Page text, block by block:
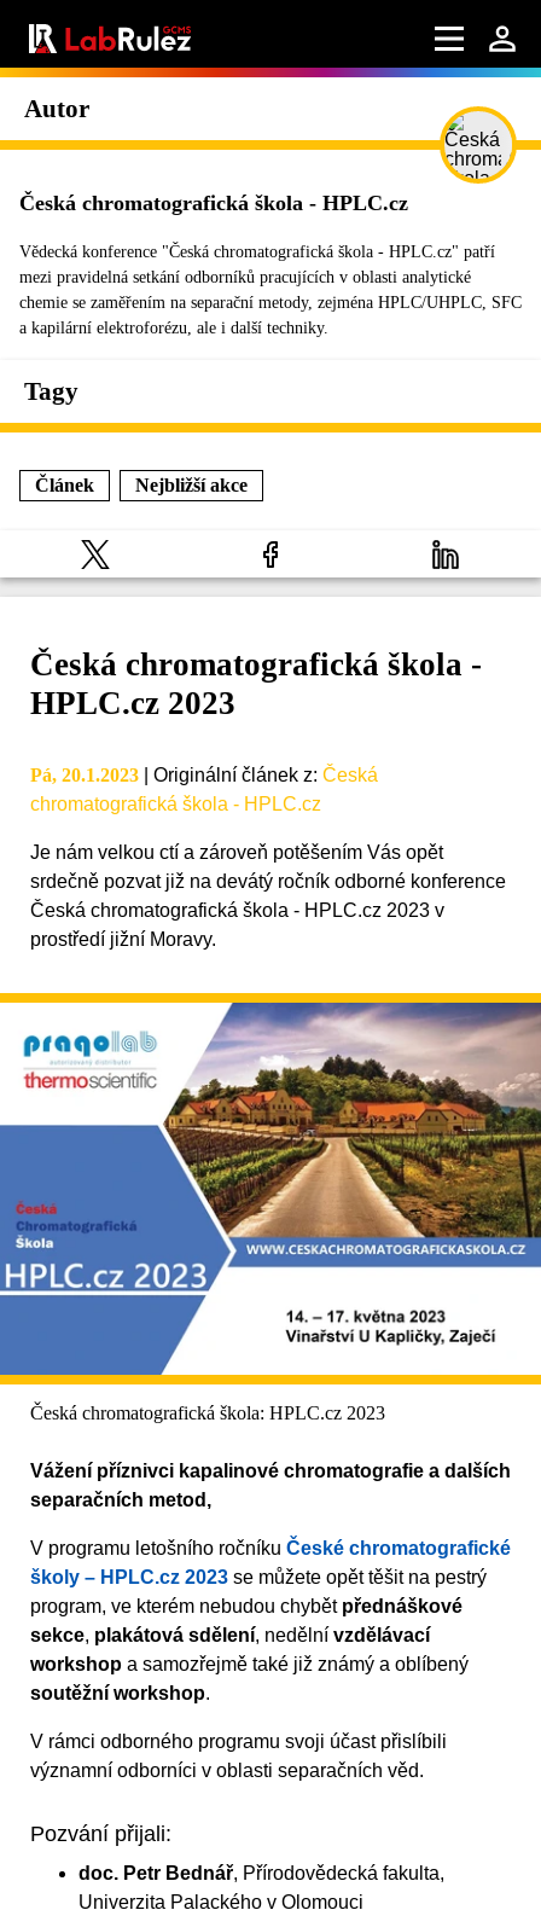
Autor
Česká chromatografická škola - HPLC.cz
Vědecká konference "Česká chromatografická škola - HPLC.cz" patří
mezi pravidelná setkání odborníků pracujících v oblasti analytické
chemie se zaměřením na separační metody, zejména HPLC/UHPLC, SFC
a kapilární elektroforézu, ale i další techniky.
Tagy
Článek Nejbližší akce
Česká chromatografická škola -
HPLC.cz 2023
Pá, 20.1.2023 Originální článek z: Česká
chromatografická škola - HPLC.cz
Je nám velkou ctí a zároveň potěšením Vás opět
srdečně pozvat již na devátý ročník odborné konference
Česká chromatografická škola - HPLC.cz 2023 v
prostředí jižní Moravy.
Česká chromatografická škola: HPLC.cz 2023
Vážení příznivci kapalinové chromatografie a dalších
separačních metod,
V programu letošního ročníku České chromatografické
školy – HPLC.cz 2023 se můžete opět těšit na pestrý
program, ve kterém nebudou chybět přednáškové
sekce, plakátová sdělení, nedělní vzdělávací
workshop a samozřejmě také již známý a oblíbený
soutěžní workshop.
V rámci odborného programu svoji účast přislíbili
významní odborníci v oblasti separačních věd.
Pozvání přijali:
doc. Petr Bednář, Přírodovědecká fakulta,
Univerzita Palackého v Olomouci